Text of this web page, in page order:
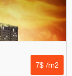
7$ /m2